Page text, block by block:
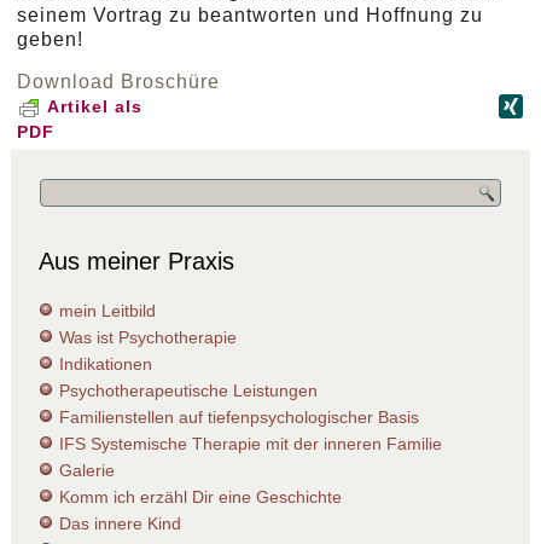
seinem Vortrag zu beantworten und Hoffnung zu
geben!
Download Broschüre
Artikel als
PDF
Aus meiner Praxis
mein Leitbild
Was ist Psychotherapie
Indikationen
Psychotherapeutische Leistungen
Familienstellen auf tiefenpsychologischer Basis
IFS Systemische Therapie mit der inneren Familie
Galerie
Komm ich erzähl Dir eine Geschichte
Das innere Kind